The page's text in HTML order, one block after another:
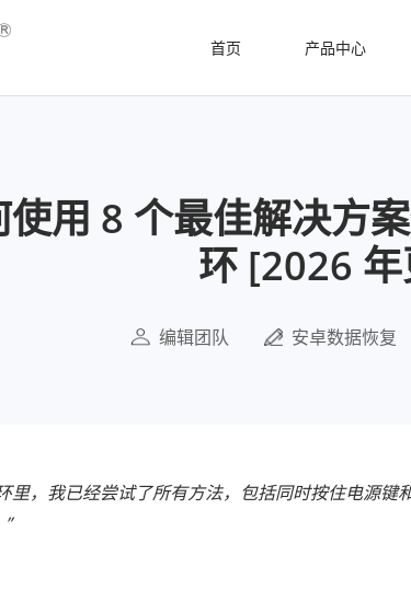
首页 产品中心
使用 8 个最佳解决方
环 [2026
编辑团队 安卓数据恢复
里，我已经尝试了所有方法，包括同时按住电源键